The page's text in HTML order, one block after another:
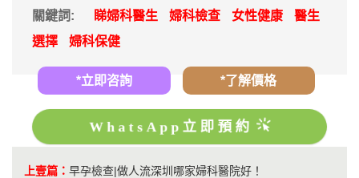
關鍵詞:
睇婦科醫生 婦科檢查 女性健康
醫生
選擇
婦科保健
*立即咨詢 *了解價格
WhatsApp立即預約
上壹篇： ​早孕檢查|做人流深圳哪家婦科醫院好！